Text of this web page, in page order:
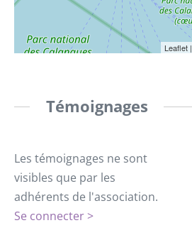
Leaflet |
Témoignages
Les témoignages ne sont
visibles que par les
adhérents de l'association.
Se connecter >